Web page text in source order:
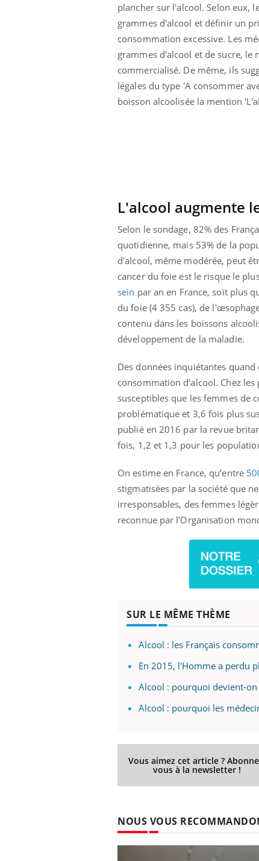
plancher sur l'alcool. Selon eux,
grammes d'alcool et définir un
consommation excessive. Les
grammes d'alcool et de sucre,
commercialisé. De même, ils
légales du type 'A consommer
boisson alcoolisée la mention
L'alcool augmente
Selon le sondage, 82% des
quotidienne, mais 53% de la
d'alcool, même modérée, peut
cancer du foie est le risque le
sein par an en France, soit plus
du foie (4 355 cas), de
contenu dans les boissons
développement de la maladie.
Des données inquiétantes
consommation d’alcool. Chez
susceptibles que les femmes de
problématique et 3,6 fois plus
publié en 2016 par la revue
fois, 1,2 et 1,3 pour les
On estime en France, qu’entre
stigmatisées par la société que
irresponsables, des femmes
reconnue par l’Organisation
SUR LE MÊME THÈME
Alcool : les Français
En 2015, l'Homme a perdu
Alcool : pourquoi devient-
Alcool : pourquoi les
Vous aimez cet article ?
vous à la newsletter !
NOUS VOUS
Pourquoi manger moins
de protéines pourrait
finalement être bénéfique
Insuline & Charge mentale : et si on
osait en parler??Youtube
reste entourée d'idées reçues chez les
patients comme parfois chez les soignants.